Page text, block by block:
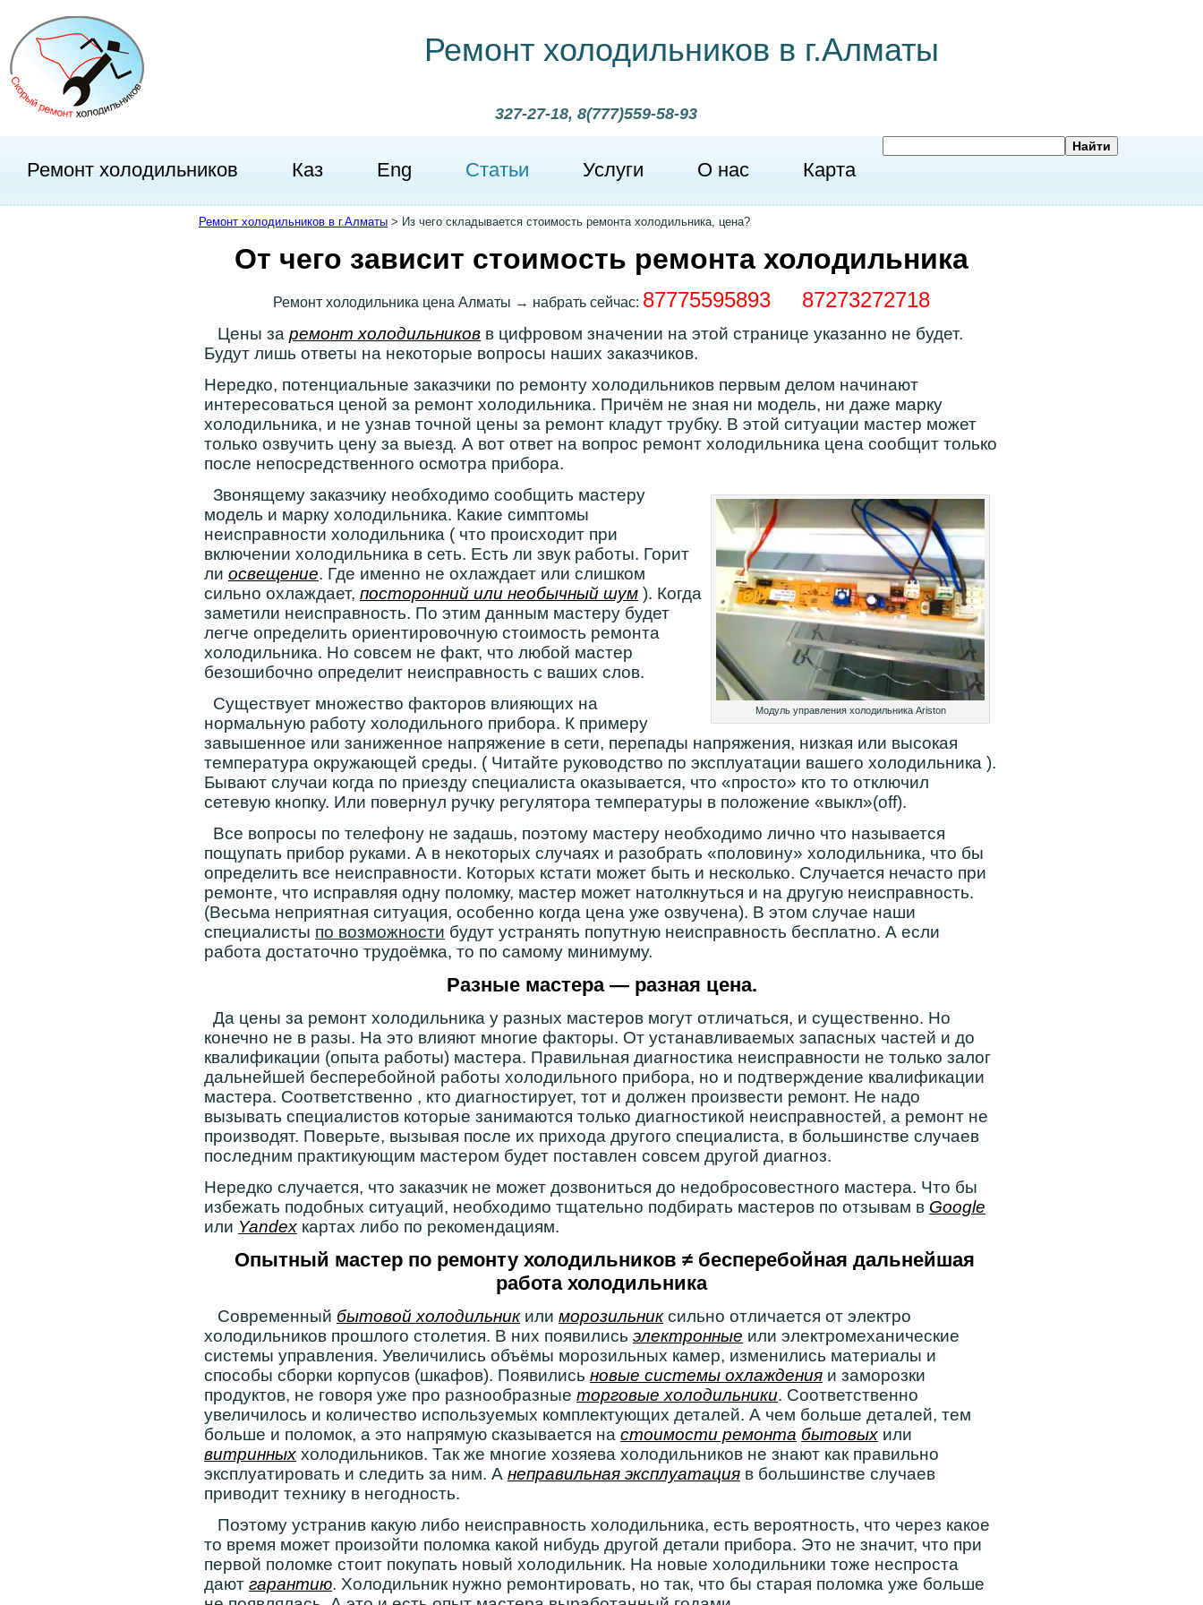
Ремонт холодильников в г.Алматы
327-27-18, 8(777)559-58-93
Ремонт холодильников Каз Eng Статьи Услуги О нас Карта
Ремонт холодильников в г.Алматы > Из чего складывается стоимость ремонта холодильника, цена?
От чего зависит стоимость ремонта холодильника
Ремонт холодильника цена Алматы → набрать сейчас: 87775595893 87273272718
Цены за ремонт холодильников в цифровом значении на этой странице указанно не будет.
Будут лишь ответы на некоторые вопросы наших заказчиков.
Нередко, потенциальные заказчики по ремонту холодильников первым делом начинают
интересоваться ценой за ремонт холодильника. Причём не зная ни модель, ни даже марку
холодильника, и не узнав точной цены за ремонт кладут трубку. В этой ситуации мастер может
только озвучить цену за выезд. А вот ответ на вопрос ремонт холодильника цена сообщит только
после непосредственного осмотра прибора.
Модуль управления холодильника Ariston
Звонящему заказчику необходимо сообщить мастеру
модель и марку холодильника. Какие симптомы
неисправности холодильника ( что происходит при
включении холодильника в сеть. Есть ли звук работы. Горит
ли освещение. Где именно не охлаждает или слишком
сильно охлаждает, посторонний или необычный шум ). Когда
заметили неисправность. По этим данным мастеру будет
легче определить ориентировочную стоимость ремонта
холодильника. Но совсем не факт, что любой мастер
безошибочно определит неисправность с ваших слов.
Существует множество факторов влияющих на
нормальную работу холодильного прибора. К примеру
завышенное или заниженное напряжение в сети, перепады напряжения, низкая или высокая
температура окружающей среды. ( Читайте руководство по эксплуатации вашего холодильника ).
Бывают случаи когда по приезду специалиста оказывается, что «просто» кто то отключил
сетевую кнопку. Или повернул ручку регулятора температуры в положение «выкл»(off).
Все вопросы по телефону не задашь, поэтому мастеру необходимо лично что называется
пощупать прибор руками. А в некоторых случаях и разобрать «половину» холодильника, что бы
определить все неисправности. Которых кстати может быть и несколько. Случается нечасто при
ремонте, что исправляя одну поломку, мастер может натолкнуться и на другую неисправность.
(Весьма неприятная ситуация, особенно когда цена уже озвучена). В этом случае наши
специалисты по возможности будут устранять попутную неисправность бесплатно. А если
работа достаточно трудоёмка, то по самому минимуму.
Разные мастера — разная цена.
Да цены за ремонт холодильника у разных мастеров могут отличаться, и существенно. Но
конечно не в разы. На это влияют многие факторы. От устанавливаемых запасных частей и до
квалификации (опыта работы) мастера. Правильная диагностика неисправности не только залог
дальнейшей бесперебойной работы холодильного прибора, но и подтверждение квалификации
мастера. Соответственно , кто диагностирует, тот и должен произвести ремонт. Не надо
вызывать специалистов которые занимаются только диагностикой неисправностей, а ремонт не
производят. Поверьте, вызывая после их прихода другого специалиста, в большинстве случаев
последним практикующим мастером будет поставлен совсем другой диагноз.
Нередко случается, что заказчик не может дозвониться до недобросовестного мастера. Что бы
избежать подобных ситуаций, необходимо тщательно подбирать мастеров по отзывам в Google
или Yandex картах либо по рекомендациям.
Опытный мастер по ремонту холодильников ≠ бесперебойная дальнейшая
работа холодильника
Современный бытовой холодильникили морозильниксильно отличается от электро
холодильников прошлого столетия. В них появились электронные или электромеханические
системы управления. Увеличились объёмы морозильных камер, изменились материалы и
способы сборки корпусов (шкафов). Появились новые системы охлаждения и заморозки
продуктов, не говоря уже про разнообразные торговые холодильники. Соответственно
увеличилось и количество используемых комплектующих деталей. А чем больше деталей, тем
больше и поломок, а это напрямую сказывается на стоимости ремонта бытовых или
витринных холодильников. Так же многие хозяева холодильников не знают как правильно
эксплуатировать и следить за ним. А неправильная эксплуатация в большинстве случаев
приводит технику в негодность.
Поэтому устранив какую либо неисправность холодильника, есть вероятность, что через какое
то время может произойти поломка какой нибудь другой детали прибора. Это не значит, что при
первой поломке стоит покупать новый холодильник. На новые холодильники тоже неспроста
дают гарантию. Холодильник нужно ремонтировать, но так, что бы старая поломка уже больше